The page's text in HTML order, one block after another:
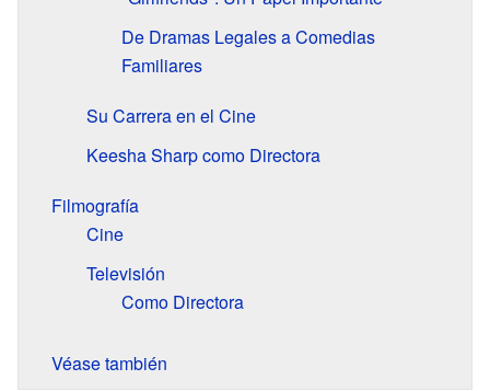
De Dramas Legales a Comedias
Familiares
Su Carrera en el Cine
Keesha Sharp como Directora
Filmografía
Cine
Televisión
Como Directora
Véase también